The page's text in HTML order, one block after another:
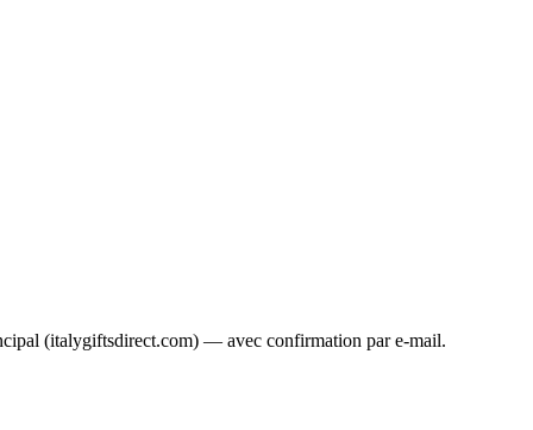
(italygiftsdirect.com) — avec confirmation par e-mail.